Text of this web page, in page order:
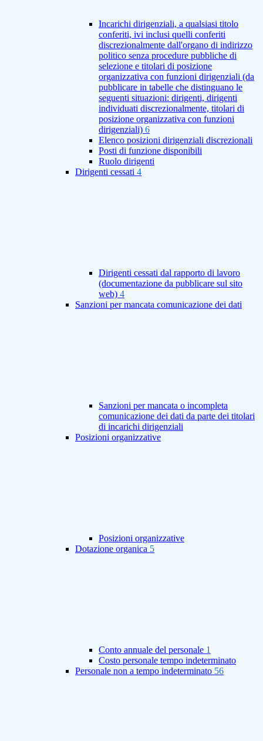
Incarichi dirigenziali, a qualsiasi titolo
conferiti, ivi inclusi quelli conferiti
discrezionalmente dall'organo di indirizzo
politico senza procedure pubbliche di
selezione e titolari di posizione
organizzativa con funzioni dirigenziali (da
pubblicare in tabelle che distinguano le
seguenti situazioni: dirigenti, dirigenti
individuati discrezionalmente, titolari di
posizione organizzativa con funzioni
dirigenziali) 6
Elenco posizioni dirigenziali discrezionali
Posti di funzione disponibili
Ruolo dirigenti
Dirigenti cessati 4
Dirigenti cessati dal rapporto di lavoro
(documentazione da pubblicare sul sito
web) 4
Sanzioni per mancata comunicazione dei dati
Sanzioni per mancata o incompleta
comunicazione dei dati da parte dei titolari
di incarichi dirigenziali
Posizioni organizzative
Posizioni organizzative
Dotazione organica 5
Conto annuale del personale 1
Costo personale tempo indeterminato
Personale non a tempo indeterminato 56